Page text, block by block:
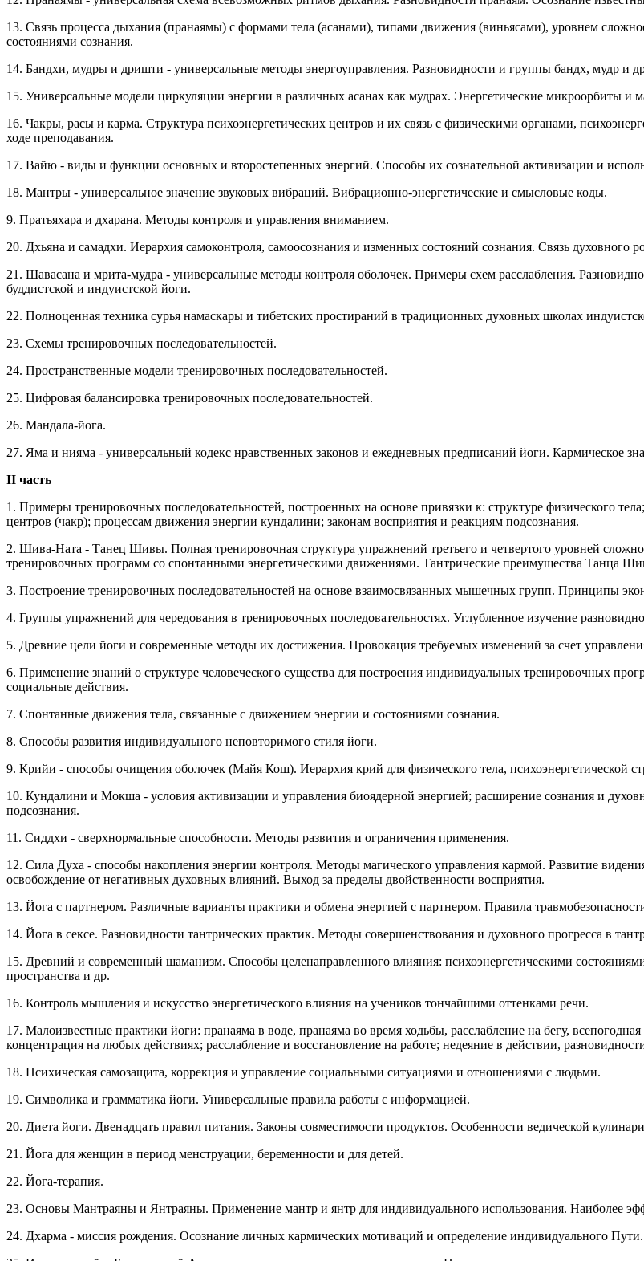
13. Связь процесса дыхания (пранаямы) с формами тела (асанами), типами движения (виньясами), уровнем
состояниями сознания.
14. Бандхи, мудры и дришти - универсальные методы энергоуправления. Разновидности и группы бандх, мудр и
15. Универсальные модели циркуляции энергии в различных асанах как мудрах. Энергетические микроорбиты и
16. Чакры, расы и карма. Структура психоэнергетических центров и их связь с физическими органами,
ходе преподавания.
17. Вайю - виды и функции основных и второстепенных энергий. Способы их сознательной активизации и
18. Мантры - универсальное значение звуковых вибраций. Вибрационно-энергетические и смысловые коды.
9. Пратьяхара и дхарана. Методы контроля и управления вниманием.
20. Дхьяна и самадхи. Иерархия самоконтроля, самоосознания и изменных состояний сознания. Связь духовного
21. Шавасана и мрита-мудра - универсальные методы контроля оболочек. Примеры схем расслабления.
буддистской и индуистской йоги.
22. Полноценная техника сурья намаскары и тибетских простираний в традиционных духовных школах
23. Схемы тренировочных последовательностей.
24. Пространственные модели тренировочных последовательностей.
25. Цифровая балансировка тренировочных последовательностей.
26. Мандала-йога.
27. Яма и нияма - универсальный кодекс нравственных законов и ежедневных предписаний йоги. Кармическое
II часть
1. Примеры тренировочных последовательностей, построенных на основе привязки к: структуре физического
центров (чакр); процессам движения энергии кундалини; законам восприятия и реакциям подсознания.
2. Шива-Ната - Танец Шивы. Полная тренировочная структура упражнений третьего и четвертого уровней
тренировочных программ со спонтанными энергетическими движениями. Тантрические преимущества Танца
3. Построение тренировочных последовательностей на основе взаимосвязанных мышечных групп. Принципы
4. Группы упражнений для чередования в тренировочных последовательностях. Углубленное изучение
5. Древние цели йоги и современные методы их достижения. Провокация требуемых изменений за счет
6. Применение знаний о структуре человеческого существа для построения индивидуальных тренировочных
социальные действия.
7. Спонтанные движения тела, связанные с движением энергии и состояниями сознания.
8. Способы развития индивидуального неповторимого стиля йоги.
9. Крийи - способы очищения оболочек (Майя Кош). Иерархия крий для физического тела, психоэнергетической
10. Кундалини и Мокша - условия активизации и управления биоядерной энергией; расширение сознания и
подсознания.
11. Сиддхи - сверхнормальные способности. Методы развития и ограничения применения.
12. Сила Духа - способы накопления энергии контроля. Методы магического управления кармой. Развитие
освобождение от негативных духовных влияний. Выход за пределы двойственности восприятия.
13. Йога с партнером. Различные варианты практики и обмена энергией с партнером. Правила
14. Йога в сексе. Разновидности тантрических практик. Методы совершенствования и духовного прогресса в
15. Древний и современный шаманизм. Способы целенаправленного влияния: психоэнергетическими
пространства и др.
16. Контроль мышления и искусство энергетического влияния на учеников тончайшими оттенками речи.
17. Малоизвестные практики йоги: пранаяма в воде, пранаяма во время ходьбы, расслабление на бегу,
концентрация на любых действиях; расслабление и восстановление на работе; недеяние в действии,
18. Психическая самозащита, коррекция и управление социальными ситуациями и отношениями с людьми.
19. Символика и грамматика йоги. Универсальные правила работы с информацией.
20. Диета йоги. Двенадцать правил питания. Законы совместимости продуктов. Особенности ведической
21. Йога для женщин в период менструации, беременности и для детей.
22. Йога-терапия.
23. Основы Мантраяны и Янтраяны. Применение мантр и янтр для индивидуального использования. Наиболее
24. Дхарма - миссия рождения. Осознание личных кармических мотиваций и определение индивидуального Пути.